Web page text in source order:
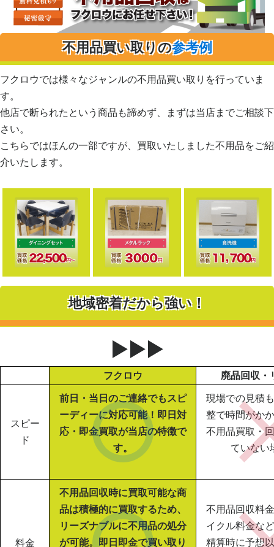
不用品買い取りの参考例
フクロウでは様々なジャンルの不用品買い取りを行っていま
す。
他店で断られたという商品も諦めず、まずは当店までご相談下
さい。
こちらではほんの一部ですが、買取いたしました不用品をご紹
介いたします。
地域密着だから強い！
▶▶▶
フクロウ 廃品回収・
スピー
ド
前日・当日のご連絡でもスピ
ーディーに対応可能！即日対
応・即金買取が当店の特徴で
す。
現場での見積
整で時間がか
不用品買取・
ていない
料金
不用品回収時に買取可能な商
品は積極的に買取するため、
リーズナブルに不用品の処分
が可能。即日即金で買い取り
不用品回収料
イクル料金な
精算時に予想